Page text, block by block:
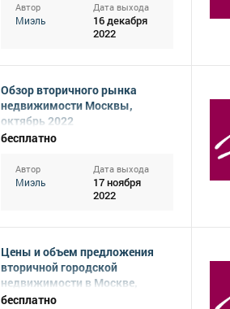
Автор
Миэль
Дата выхода
16 декабря
2022
Обзор вторичного рынка
недвижимости Москвы,
октябрь 2022
бесплатно
Автор
Миэль
Дата выхода
17 ноября
2022
Цены и объем предложения
вторичной городской
недвижимости в Москве,
октябрь 2022
бесплатно